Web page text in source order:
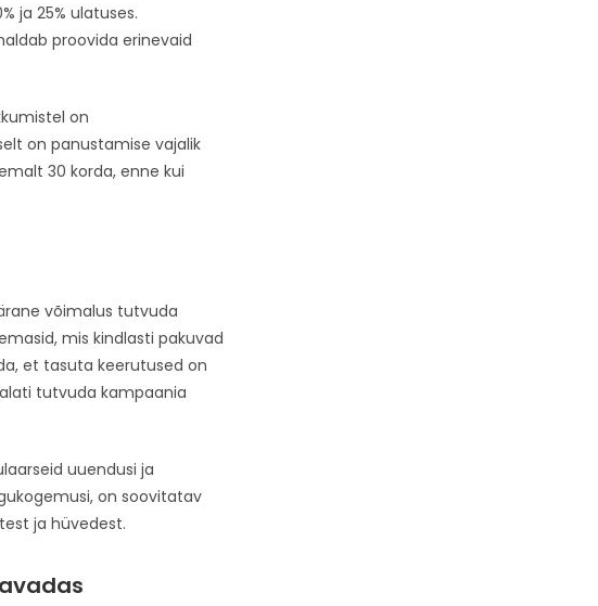
ja 25% ulatuses.
proovida erinevaid
on
on panustamise vajalik
30 korda, enne kui
võimalus tutvuda
mis kindlasti pakuvad
et tasuta keerutused on
tutvuda kampaania
uuendusi ja
on soovitatav
ja hüvedest.